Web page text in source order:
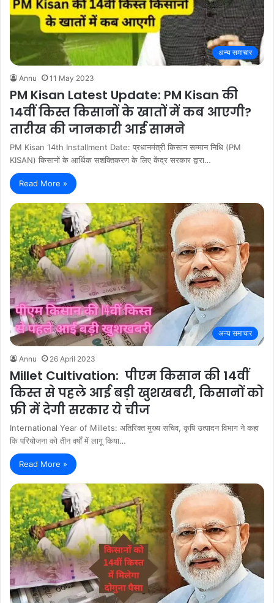
अन्य समाचार
Annu 11 May 2023
PM Kisan Latest Update: PM Kisan की
14वीं किस्त किसानों के खातों में कब आएगी?
तारीख की जानकारी आई सामने
PM Kisan 14th Installment Date: प्रधानमंत्री किसान सम्मान निधि (PM
KISAN) किसानों के आर्थिक सशक्तिकरण के लिए केंद्र सरकार द्वारा…
Read More »
अन्य समाचार
Annu 26 April 2023
Millet Cultivation: पीएम किसान की 14वीं
किस्त से पहले आई बड़ी खुशखबरी, किसानों को
फ्री में देगी सरकार ये चीज
International Year of Millets: अतिरिक्त मुख्य सचिव, कृषि उत्पादन विभाग ने कहा
कि परियोजना को तीन वर्षों में लागू किया…
Read More »